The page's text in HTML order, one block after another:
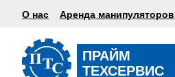
О нас Аренда манипуляторов
ПРАЙМ
ТЕХСЕРВИС